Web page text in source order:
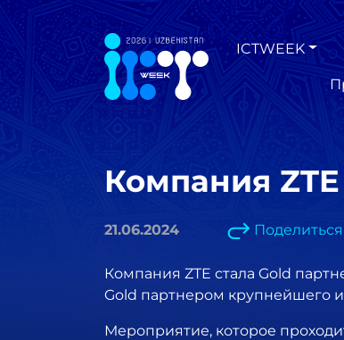
ICTWEEK
Компания
21.06.2024 Поделиться
Компания ZTE стала Gold
Gold партнером крупнейшего
Мероприятие, которое